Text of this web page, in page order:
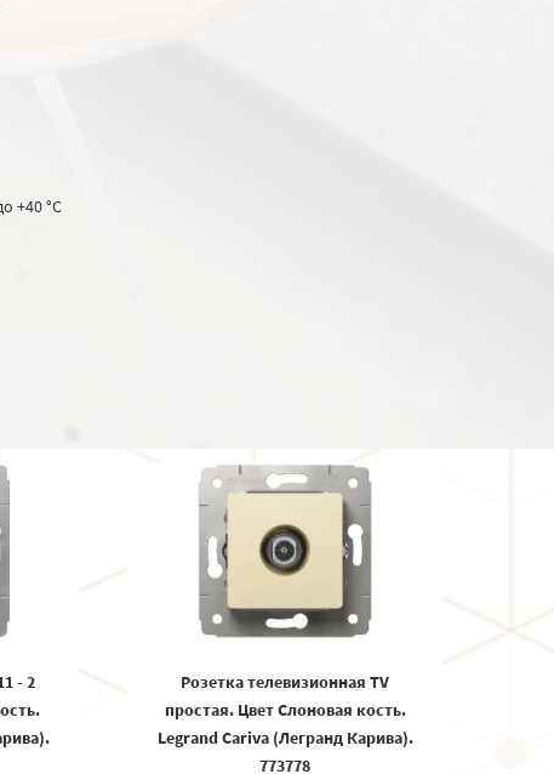
+40 °C
- 2
Розетка телевизионная TV
простая. Цвет Cлоновая кость.
Legrand Cariva (Легранд Карива).
773778